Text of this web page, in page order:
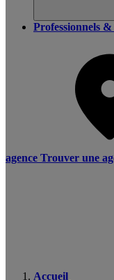
Professionnels
agence Trouver une
Accueil